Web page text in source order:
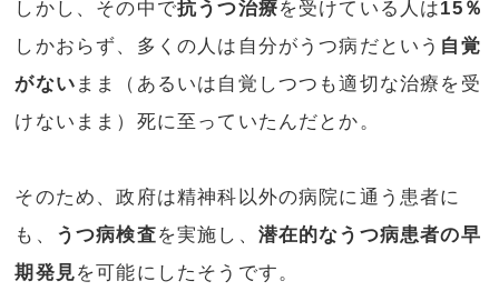
しかし、その中で抗うつ治療を受けている人は15％
しかおらず、多くの人は自分がうつ病だという 自覚
がない まま（あるいは自覚しつつも適切な治療を受
けないまま）死に至っていたんだとか。
そのため、政府は精神科以外の病院に通う患者に
も、
うつ病検査を実施し、 潜在的なうつ病患者の早
期発見を可能にしたそうです。